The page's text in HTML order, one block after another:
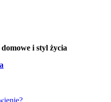
i styl życia